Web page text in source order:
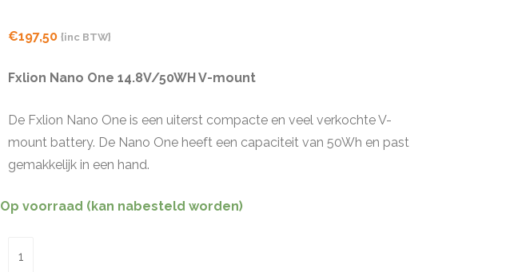
€197,50 {inc BTW}
Fxlion Nano One 14.8V/50WH V-mount
De Fxlion Nano One is een uiterst compacte en veel verkochte V-
mount battery. De Nano One heeft een capaciteit van 50Wh en past
gemakkelijk in een hand.
Op voorraad (kan nabesteld worden)